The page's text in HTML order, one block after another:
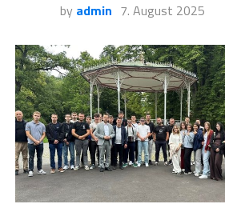
by admin 7. August 2025